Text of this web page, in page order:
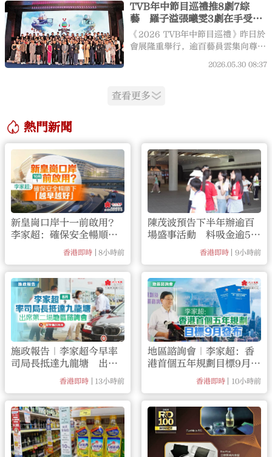
TVB年中節目巡禮推8劇7綜
藝 羅子溢張曦雯3劇在手受力
捧
《2026 TVB年中節目巡禮》昨日於
會展隆重舉行，逾百藝員雲集向尊貴
客戶推介下半年精彩節目，並以
2026.05.30 08:37
查看更多
熱門新聞
新皇崗口岸十一前啟用？
李家超：確保安全暢順下
「越早越好」
香港即時 8小時前
陳茂波預告下半年辦逾百
場盛事活動 料吸金逾59
香港即時 9小時前
施政報告｜李家超今早率
司局長抵達九龍塘 出席
第二場地區諮詢
香港即時 13小時前
地區諮詢會｜李家超：香
港首個五年規劃目標9月發
香港即時 10小時前